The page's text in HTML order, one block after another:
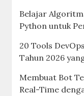
Belajar
Python untuk
20 Tools
Tahun 2026
Membuat Bot
Real-Time